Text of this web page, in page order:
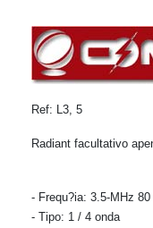
Ref: L3, 5
Radiant facultativo
- Frequ?ia: 3.5-MHz 80
- Tipo: 1 / 4 onda